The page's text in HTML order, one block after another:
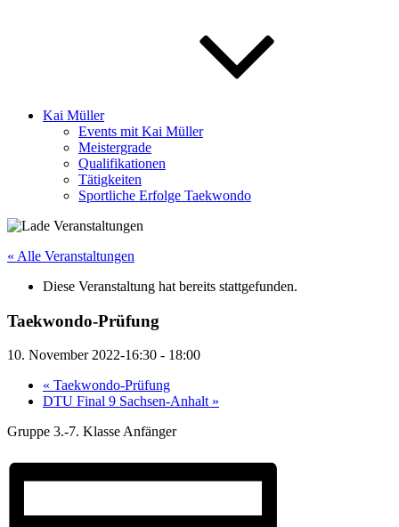
Kai Müller
Events mit Kai Müller
Meistergrade
Qualifikationen
Tätigkeiten
Sportliche Erfolge Taekwondo
« Alle Veranstaltungen
Diese Veranstaltung hat bereits stattgefunden.
Taekwondo-Prüfung
10. November 2022-16:30 - 18:00
« Taekwondo-Prüfung
DTU Final 9 Sachsen-Anhalt »
Gruppe 3.-7. Klasse Anfänger